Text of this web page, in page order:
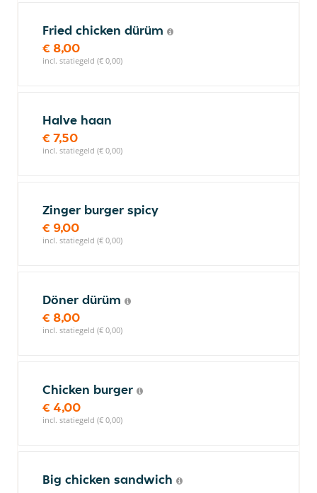
Fried chicken dürüm
€ 8,00
incl. statiegeld (€ 0,00)
Halve haan
€ 7,50
incl. statiegeld (€ 0,00)
Zinger burger spicy
€ 9,00
incl. statiegeld (€ 0,00)
Döner dürüm
€ 8,00
incl. statiegeld (€ 0,00)
Chicken burger
€ 4,00
incl. statiegeld (€ 0,00)
Big chicken sandwich